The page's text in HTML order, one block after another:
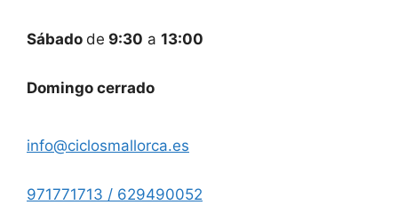
Sábado de 9:30 a 13:00
Domingo cerrado
info@ciclosmallorca.es
971771713 / 629490052